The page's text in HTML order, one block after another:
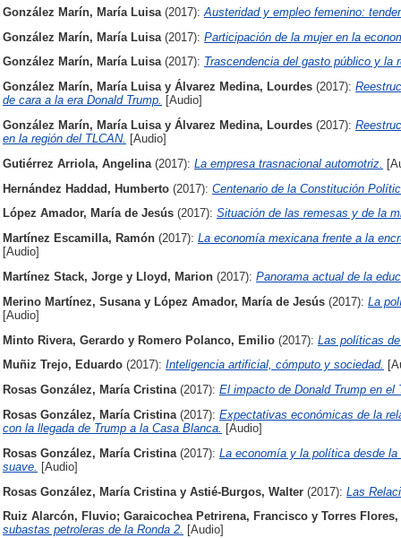
González Marín, María Luisa (2017): Austeridad y empleo femenino:
González Marín, María Luisa (2017): Participación de la mujer en la
González Marín, María Luisa (2017): Trascendencia del gasto público y la
González Marín, María Luisay Álvarez Medina, Lourdes (2017):
de cara a la era Donald Trump. [Audio]
González Marín, María Luisa y Álvarez Medina, Lourdes (2017):
en la región del TLCAN. [Audio]
Gutiérrez Arriola, Angelina (2017): La empresa trasnacional automotriz.
Hernández Haddad, Humberto (2017): Centenario de la Constitución
López Amador, María de Jesús (2017): Situación de las remesas y de la
Martínez Escamilla, Ramón (2017): La economía mexicana frente a la
[Audio]
Martínez Stack, Jorge y Lloyd, Marion (2017): Panorama actual de la
Merino Martínez, Susana y López Amador, María de Jesús (2017): La
[Audio]
Minto Rivera, Gerardo y Romero Polanco, Emilio (2017): Las políticas
Muñiz Trejo, Eduardo (2017): Inteligencia artificial, cómputo y sociedad.
Rosas González, María Cristina (2017): El impacto de Donald Trump en el
Rosas González, María Cristina (2017): Expectativas económicas de la
con la llegada de Trump a la Casa Blanca.
[Audio]
Rosas González, María Cristina (2017): La economía y la política desde
suave. [Audio]
Rosas González, María Cristina y Astié-Burgos, Walter (2017): Las
Ruiz Alarcón, Fluvio; Garaicochea Petrirena, Francisco y Torres
subastas petroleras de la Ronda 2. [Audio]